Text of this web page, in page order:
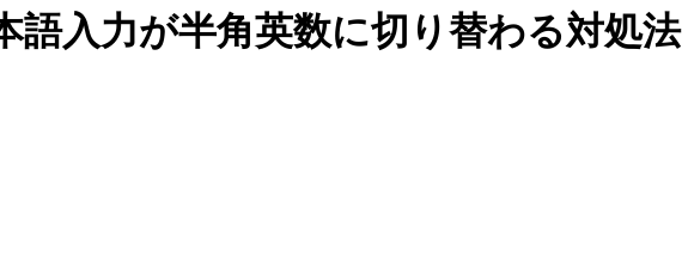
語入力が半角英数に切り替わる対処法